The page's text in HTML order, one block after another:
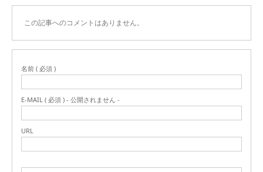
この記事へのコメントはありません。
名前 ( 必須 )
E-MAIL ( 必須 ) - 公開されません -
URL